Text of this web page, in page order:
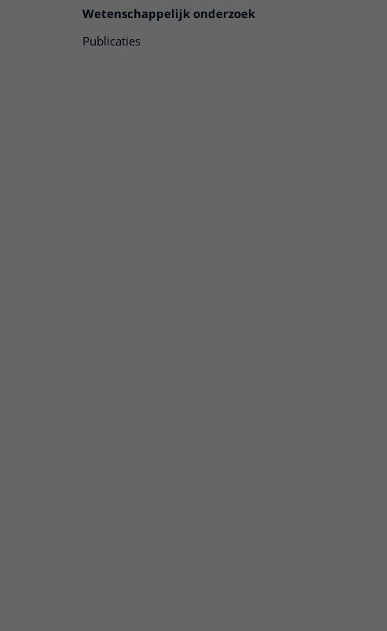
Wetenschappelijk onderzoek
Publicaties